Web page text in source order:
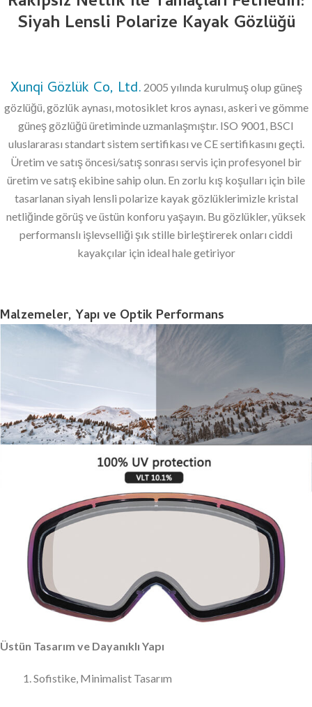
Siyah Lensli Polarize Kayak Gözlüğü
Xunqi Gözlük Co, Ltd. 2005 yılında kurulmuş olup güneş
gözlüğü, gözlük aynası, motosiklet kros aynası, askeri ve gömme
güneş gözlüğü üretiminde uzmanlaşmıştır. ISO 9001, BSCI
uluslararası standart sistem sertifikası ve CE sertifikasını geçti.
Üretim ve satış öncesi/satış sonrası servis için profesyonel bir
üretim ve satış ekibine sahip olun. En zorlu kış koşulları için bile
tasarlanan siyah lensli polarize kayak gözlüklerimizle kristal
netliğinde görüş ve üstün konforu yaşayın. Bu gözlükler, yüksek
performanslı işlevselliği şık stille birleştirerek onları ciddi
kayakçılar için ideal hale getiriyor
Malzemeler, Yapı ve Optik Performans
Üstün Tasarım ve Dayanıklı Yapı
Sofistike, Minimalist Tasarım